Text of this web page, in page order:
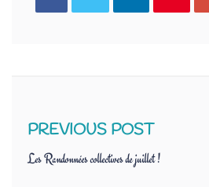
PREVIOUS POST
Les Randonnées collectives de juillet !